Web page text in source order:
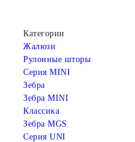
Категории
Жалюзи
Рулонные шторы
Серия MINI
Зебра
Зебра MINI
Классика
Зебра MGS
Серия UNI